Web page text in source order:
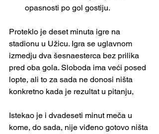
opasnosti po gol gostiju.
Proteklo je deset minuta igre na
stadionu u Užicu. Igra se uglavnom
izmedju dva šesnaesterca bez prilika
pred oba gola. Sloboda ima veći posed
lopte, ali to za sada ne donosi ništa
konkretno kada je rezultat u pitanju,
Istekao je i dvadeseti minut meča u
kome, do sada, nije viđeno gotovo ništa